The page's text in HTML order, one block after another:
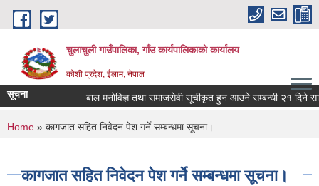
Skip to main content
चुलाचुली गाउँपालिका, गाँउ कार्यपालिकाको कार्यालय
कोशी प्रदेश, ईलाम, नेपाल
सूचना बाल मनोविज्ञ तथा समाजसेवी सूचीकृत हुन आउने सम्बन्धी २१ दिने
You are here
Home » कागजात सहि‍त निवेदन पेश गर्ने सम्बन्धमा सूचना।
कागजात सहि‍त निवेदन पेश गर्ने सम्बन्धमा सूचना।